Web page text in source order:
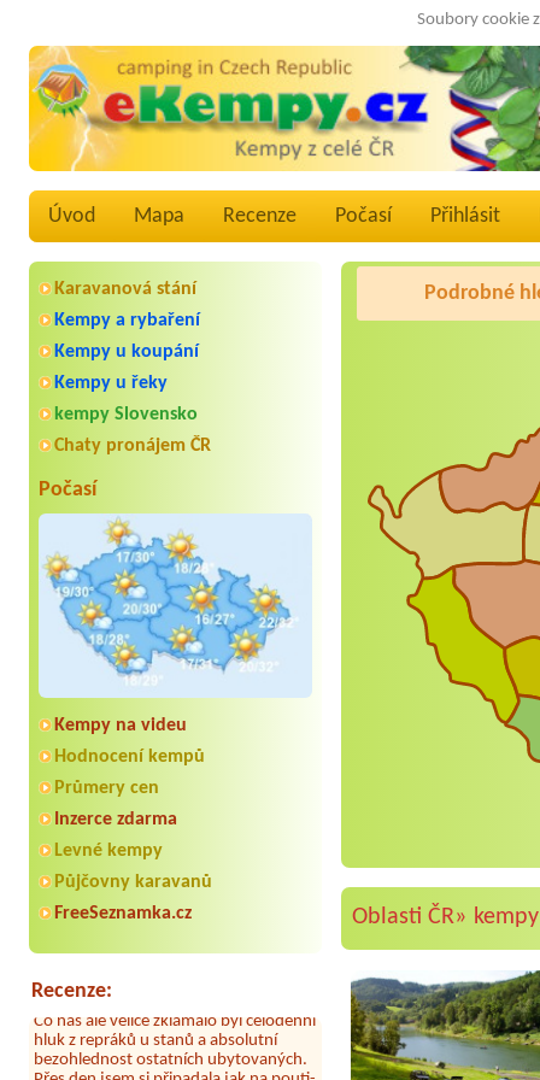
Soubory cookie
Úvod Mapa Recenze Počasí Přihlásit
Karavanová stání
Kempy a rybaření
Kempy u koupání
Kempy u řeky
kempy Slovensko
Chaty pronájem ČR
Počasí
Kempy na videu
Hodnocení kempů
Průmery cen
Inzerce zdarma
Levné kempy
Půjčovny karavanů
FreeSeznamka.cz
Recenze:
Byli jsme zde v týdnu od 25.7. do 1.8.
2026. Kemp jako takový je pěkný. V
umývárně i na WC bylo vždy čisto,
doplněný papír i utěrky, což při
samozřejmost. V kempu je obchod a
Co nás ale velice zklamalo byl celodenní
bezohlednost ostatních ubytovaných.
Přes den jsem si připadala jak na pouti-
z každého koutu hrála jiná
Podrobné
Oblasti ČR»